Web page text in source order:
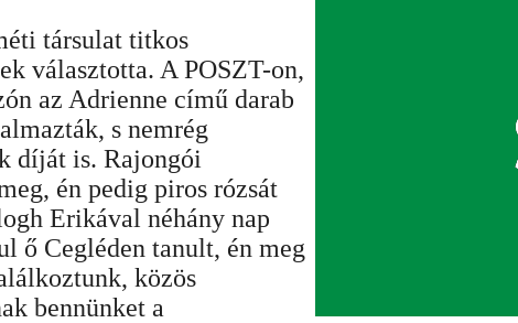
társulat titkos
választotta. A POSZT-on,
az Adrienne című darab
s nemrég
díját is. Rajongói
én pedig piros rózsát
Erikával néhány nap
ő Cegléden tanult, én meg
közös
bennünket a